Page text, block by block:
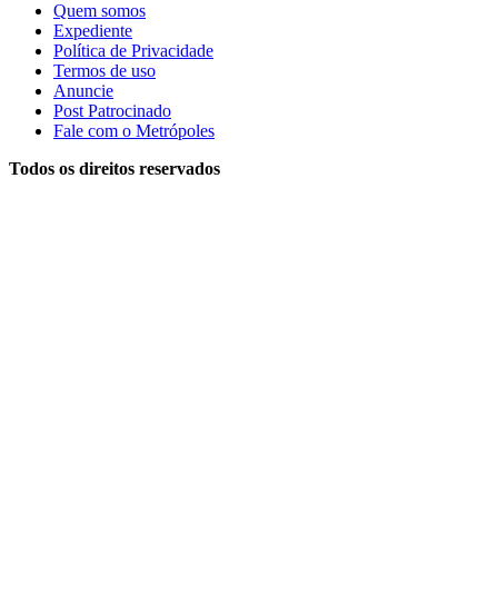
Quem somos
Expediente
Política de Privacidade
Termos de uso
Anuncie
Post Patrocinado
Fale com o Metrópoles
Todos os direitos reservados